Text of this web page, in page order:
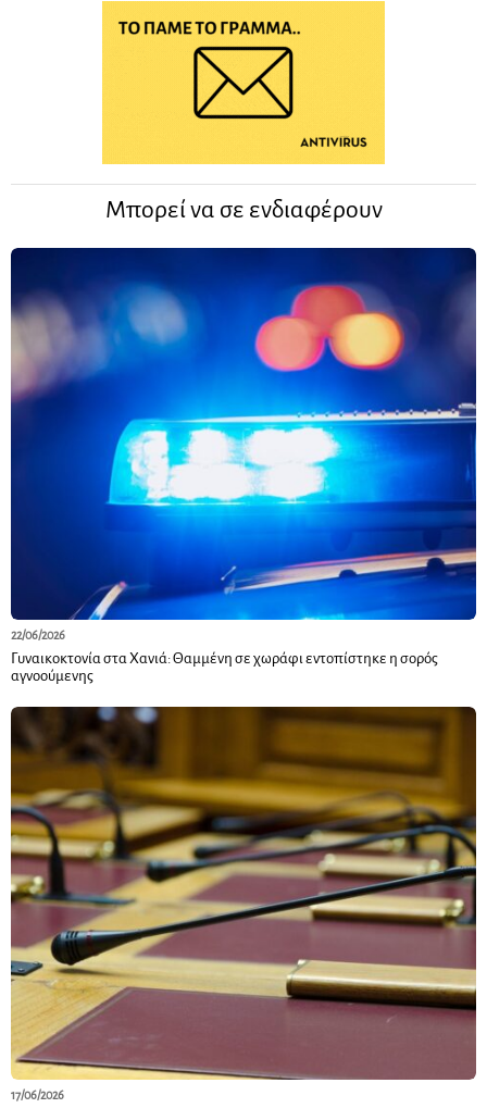
Μπορεί να σε ενδιαφέρουν
22/06/2026
Γυναικοκτονία στα Χανιά: Θαμμένη σε χωράφι εντοπίστηκε η σορός
αγνοούμενης
17/06/2026